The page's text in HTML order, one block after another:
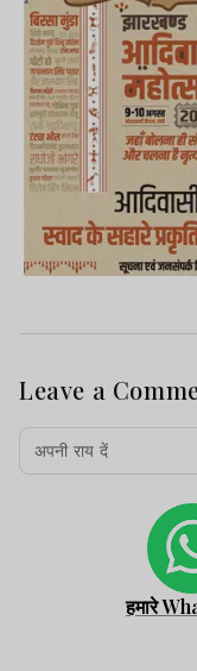
Leave a
हमारे